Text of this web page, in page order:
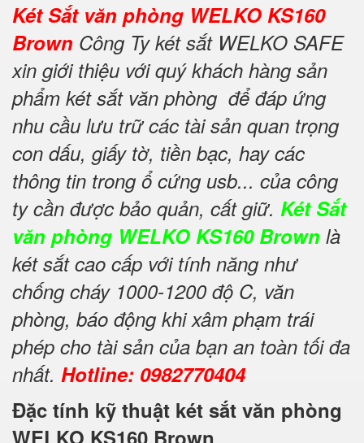
Két Sắt văn phòng WELKO KS160
Brown Công Ty két sắt WELKO SAFE
xin giới thiệu với quý khách hàng sản
phẩm két sắt văn phòng để đáp ứng
nhu cầu lưu trữ các tài sản quan trọng
con dấu, giấy tờ, tiền bạc, hay các
thông tin trong ổ cứng usb... của công
ty cần được bảo quản, cất giữ. Két Sắt
văn phòng WELKO KS160 Brown là
két sắt cao cấp với tính năng như
chống cháy 1000-1200 độ C, văn
phòng, báo động khi xâm phạm trái
phép cho tài sản của bạn an toàn tối đa
nhất. Hotline: 0982770404
Đặc tính kỹ thuật két sắt văn phòng
WELKO KS160 Brown